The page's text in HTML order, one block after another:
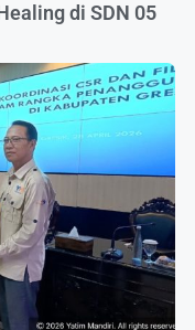
di SDN 05